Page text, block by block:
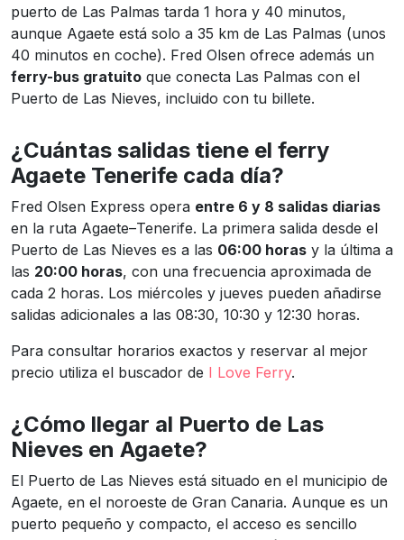
puerto de Las Palmas tarda 1 hora y 40 minutos,
aunque Agaete está solo a 35 km de Las Palmas (unos
40 minutos en coche). Fred Olsen ofrece además un
ferry-bus gratuito que conecta Las Palmas con el
Puerto de Las Nieves, incluido con tu billete.
¿Cuántas salidas tiene el ferry
Agaete Tenerife cada día?
Fred Olsen Express opera entre 6 y 8 salidas diarias
en la ruta Agaete–Tenerife. La primera salida desde el
Puerto de Las Nieves es a las 06:00 horas y la última a
las 20:00 horas, con una frecuencia aproximada de
cada 2 horas. Los miércoles y jueves pueden añadirse
salidas adicionales a las 08:30, 10:30 y 12:30 horas.
Para consultar horarios exactos y reservar al mejor
precio utiliza el buscador de I Love Ferry.
¿Cómo llegar al Puerto de Las
Nieves en Agaete?
El Puerto de Las Nieves está situado en el municipio de
Agaete, en el noroeste de Gran Canaria. Aunque es un
puerto pequeño y compacto, el acceso es sencillo